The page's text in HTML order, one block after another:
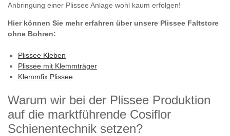
Anbringung einer Plissee Anlage wohl kaum erfolgen!
Hier können Sie mehr erfahren über unsere Plissee Faltstore
ohne Bohren:
Plissee Kleben
Plissee mit Klemmträger
Klemmfix Plissee
Warum wir bei der Plissee Produktion
auf die marktführende Cosiflor
Schienentechnik setzen?